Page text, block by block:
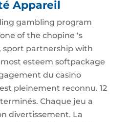
Appareil
gambling program
of the chopine ‘s
sport partnership with
esteem softpackage
du casino
pleinement reconnu. 12
Chaque jeu a
divertissement. La